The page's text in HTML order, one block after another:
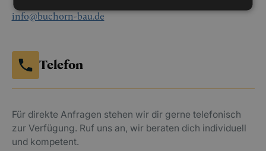
info@buchorn-bau.de
Telefon
Für direkte Anfragen stehen wir dir gerne telefonisch
zur Verfügung. Ruf uns an, wir beraten dich individuell
und kompetent.